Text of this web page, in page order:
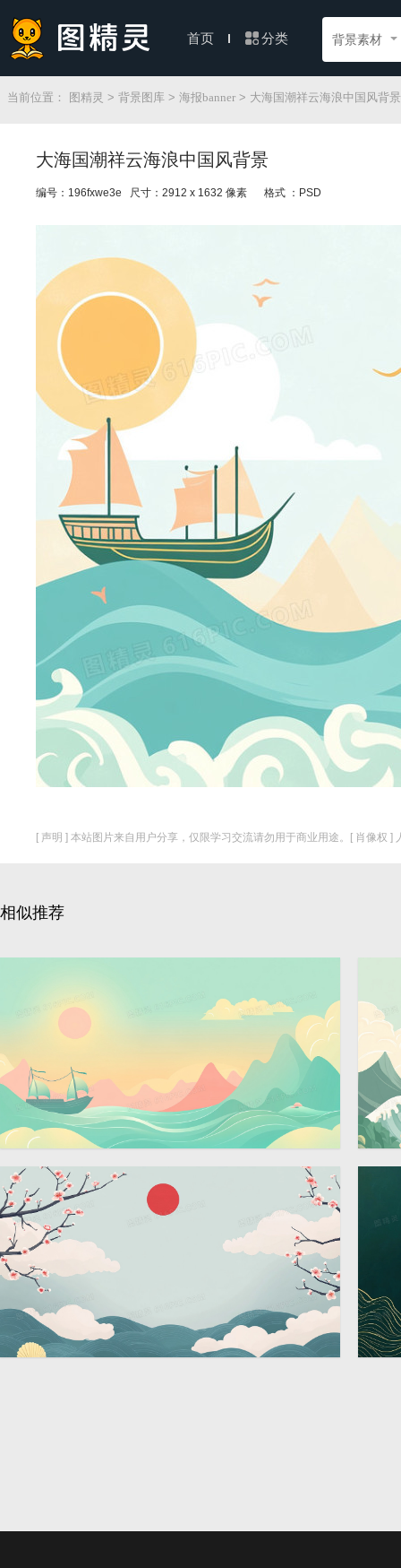
首页 分类 背景素材
当前位置： 图精灵 > 背景图库 > 海报banner > 大海国潮祥云海浪中国风背景
大海国潮祥云海浪中国风背景
编号：196fxwe3e 尺寸：2912 x 1632 像素 格式 ：PSD
[ 声明 ] 本站图片来自用户分享，仅限学习交流请勿用于商业用途。[ 肖像权 ]
相似推荐
大海国潮祥云海浪中国风背
景
2912 × 1632